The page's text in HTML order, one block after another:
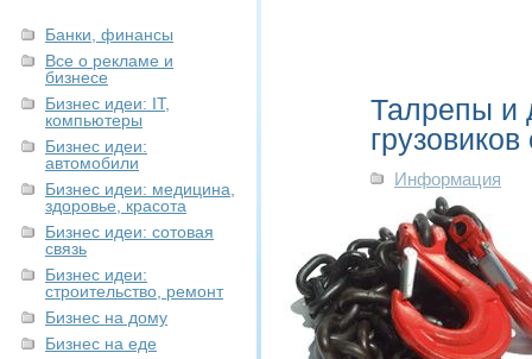
Банки, финансы
Все о рекламе и
бизнесе
Бизнес идеи: IT,
компьютеры
Бизнес идеи:
автомобили
Бизнес идеи: медицина,
здоровье, красота
Бизнес идеи: сотовая
связь
Бизнес идеи:
строительство, ремонт
Бизнес на дому
Бизнес на еде
Талрепы и
Информация